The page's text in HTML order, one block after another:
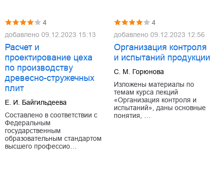
4
добавлено 09.12.2023 15:13
Расчет и
проектирование цеха
по производству
древесно-стружечных
плит
Е. И. Байгильдеева
Составлено в соответствии с
Федеральным
государственным
образовательным стандартом
высшего профессио…
4
добавлено 09.12.2023 12:56
Организация контроля
и испытаний продукции
С. М. Горюнова
Изложены материалы по
темам курса лекций
«Организация контроля и
испытаний», даны основные
понятия, …